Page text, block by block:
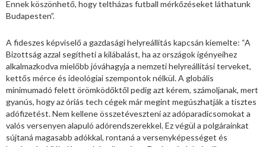
Ennek köszönhető, hogy teltházas futball mérkőzéseket láthatunk
Budapesten”.
A fideszes képviselő a gazdasági helyreállítás kapcsán kiemelte: “A
Bizottság azzal segítheti a kilábalást, ha az országok igényeihez
alkalmazkodva mielőbb jóváhagyja a nemzeti helyreállítási terveket,
kettős mérce és ideológiai szempontok nélkül. A globális
minimumadó felett örömködőktől pedig azt kérem, számoljanak, mert
gyanús, hogy az óriás tech cégek már megint megúszhatják a tisztes
adófizetést. Nem kellene összetéveszteni az adóparadicsomokat a
valós versenyen alapuló adórendszerekkel. Ez végül a polgárainkat
sújtaná magasabb adókkal, rontaná a versenyképességet és